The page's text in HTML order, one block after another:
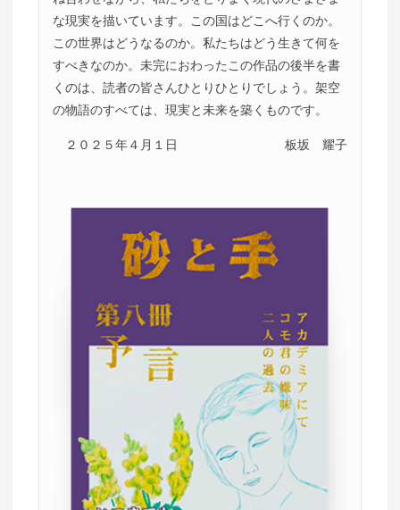
な現実を描いています。この国はどこへ行くのか。
この世界はどうなるのか。私たちはどう生きて何を
すべきなのか。未完におわったこの作品の後半を書
くのは、読者の皆さんひとりひとりでしょう。架空
の物語のすべては、現実と未来を築くものです。
２０２５年４月１日 板坂 耀子